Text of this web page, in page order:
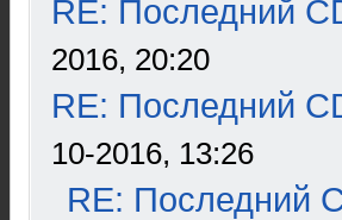
RE: Последний
2016, 20:20
RE: Последний
10-2016, 13:26
RE: Последний